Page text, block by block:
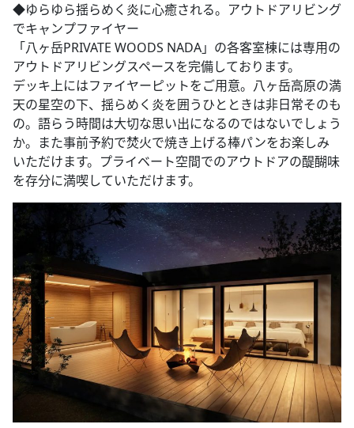
◆​ゆらゆら揺らめく炎に心癒される。アウトドアリビング
でキャンプファイヤー
「八ヶ岳PRIVATE WOODS NADA」の各客室棟には専用の
アウトドアリビングスペースを完備しております。
デッキ上にはファイヤーピットをご用意。八ヶ岳高原の満
天の星空の下、揺らめく炎を囲うひとときは非日常そのも
の。語らう時間は大切な思い出になるのではないでしょう
か。また事前予約で焚火で焼き上げる棒パンをお楽しみ
いただけます。プライベート空間でのアウトドアの醍醐味
を存分に満喫していただけます。